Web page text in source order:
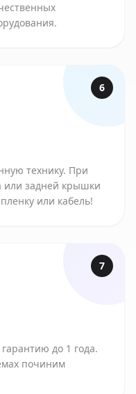
6
технику. При
или задней крышки
или кабель!
7
до 1 года.
починим